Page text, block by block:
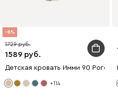
8
1589
1729
Детская кровать Имми 90
+114